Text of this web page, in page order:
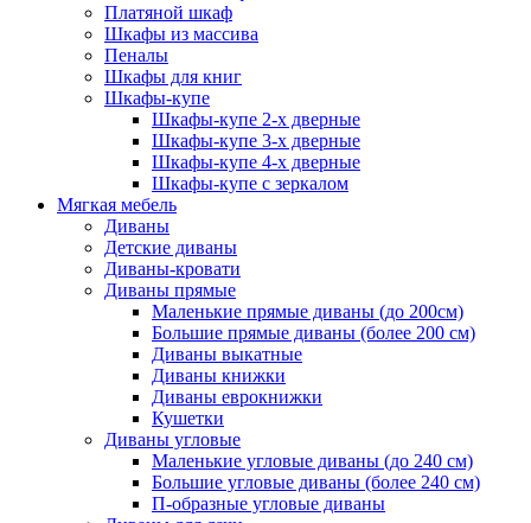
Платяной шкаф
Шкафы из массива
Пеналы
Шкафы для книг
Шкафы-купе
Шкафы-купе 2-х дверные
Шкафы-купе 3-х дверные
Шкафы-купе 4-х дверные
Шкафы-купе с зеркалом
Мягкая мебель
Диваны
Детские диваны
Диваны-кровати
Диваны прямые
Маленькие прямые диваны (до 200см)
Большие прямые диваны (более 200 см)
Диваны выкатные
Диваны книжки
Диваны еврокнижки
Кушетки
Диваны угловые
Маленькие угловые диваны (до 240 см)
Большие угловые диваны (более 240 см)
П-образные угловые диваны